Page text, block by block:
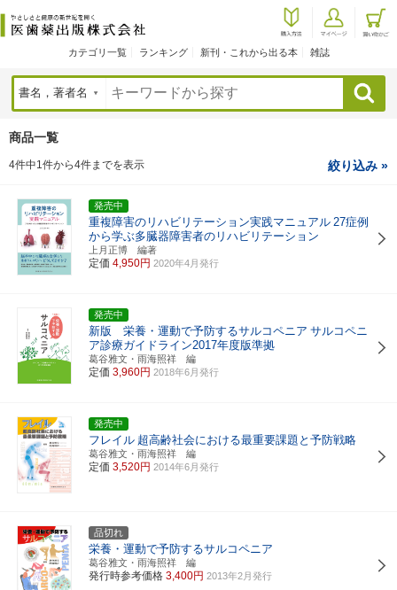
カテゴリ一覧 ランキング 新刊・これから出る本 雑誌
検索
商品一覧
4件中1件から4件までを表示 絞り込み »
発売中
重複障害のリハビリテーション実践マニュアル 27症例
から学ぶ多臓器障害者のリハビリテーション
上月正博 編著
定価 4,950円 2020年4月発行
発売中
新版 栄養・運動で予防するサルコペニア サルコペニ
ア診療ガイドライン2017年度版準拠
葛谷雅文・雨海照祥 編
定価 3,960円 2018年6月発行
発売中
フレイル 超高齢社会における最重要課題と予防戦略
葛谷雅文・雨海照祥 編
定価 3,520円 2014年6月発行
品切れ
栄養・運動で予防するサルコペニア
葛谷雅文・雨海照祥 編
発行時参考価格 3,400円 2013年2月発行